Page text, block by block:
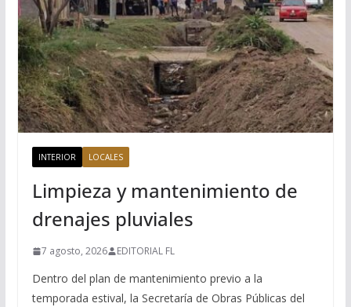
INTERIOR LOCALES
Limpieza y mantenimiento de
drenajes pluviales
7 agosto, 2026 EDITORIAL FL
Dentro del plan de mantenimiento previo a la
temporada estival, la Secretaría de Obras Públicas del